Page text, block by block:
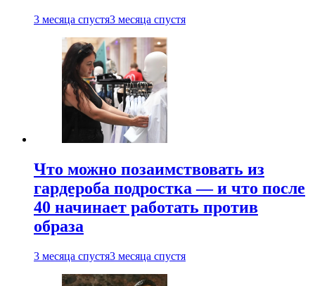
3 месяца спустя3 месяца спустя
Что можно позаимствовать из
гардероба подростка — и что после
40 начинает работать против
образа
3 месяца спустя3 месяца спустя